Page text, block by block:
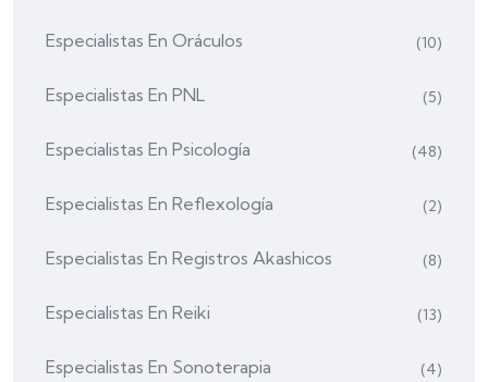
Especialistas En Oráculos (10)
Especialistas En PNL (5)
Especialistas En Psicología (48)
Especialistas En Reflexología (2)
Especialistas En Registros Akashicos (8)
Especialistas En Reiki (13)
Especialistas En Sonoterapia (4)